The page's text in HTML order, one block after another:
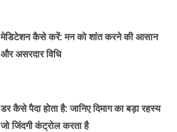
मेडिटेशन कैसे करें: मन को शांत करने की आसान
और असरदार विधि
डर कैसे पैदा होता है: जानिए दिमाग का बड़ा रहस्य
जो जिंदगी कंट्रोल करता है